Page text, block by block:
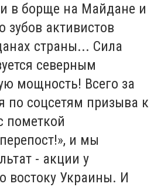
в борще на Майдане и
зубов активистов
страны... Сила
северным
мощность! Всего за
по соцсетям призыва к
пометкой
и мы
- акции у
востоку Украины. И